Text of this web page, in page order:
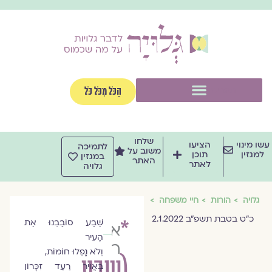
הַכֹּל מִכֹּל כֹּל
מינוי
למגזין
הציעו
תוכן
לאתר
שלחו
משוב על
האתר
לתמיכה
במגזין
גלויה
גלויה הורות חיי משפחה
כ"ט בטבת תשפ"ב 2.1.2022
*אהובה
רקנטי
שֶׁבַע סוֹבַבְנוּ אֶת
הָעִיר
וְלֹא נָפְלוּ חוֹמוֹת,
בָּאֲוִיר רַעַד זִכָּרוֹן